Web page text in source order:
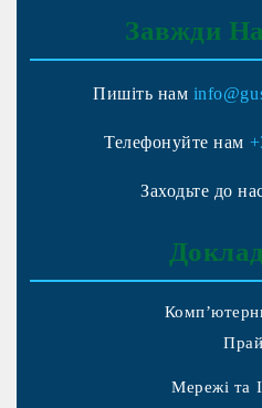
Завжди
Пишіть нам
Телефонуйте нам
Заходьте до
Мережі та